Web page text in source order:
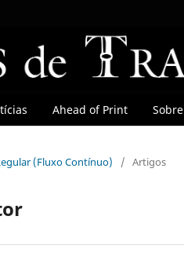
Ahead of Print Sobre
(Fluxo Contínuo) / Artigos